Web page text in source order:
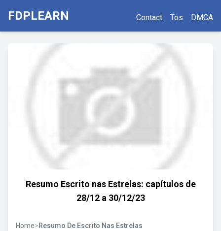
FDPLEARN Contact Tos DMCA
Resumo Escrito nas Estrelas: capítulos de
28/12 a 30/12/23
Home>Resumo De Escrito Nas Estrelas